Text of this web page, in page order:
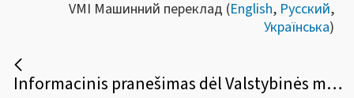
VMI Машинний переклад (English, Русский,
Українська)
Informacinis pranešimas dėl Valstybinės mokesčių inspekcijos prie Lietuvos Respublikos finansų ministerijos viršininko 2019 m. gruodžio 12 d. įsakymo Nr. VA- 93 „Dėl Pavyzdinės pajamų mokesčio deklaracijos GPM311 formos ir jos priedų formų ir jų užpildymo, pateikimo bei tikslinimo taisyklių patvirtinimo“ pakeitimo